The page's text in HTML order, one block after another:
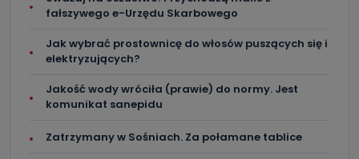
Jakie dane osobowe przetwarzamy?
Przetwarzane kategorie Państwa danych osobowych to
zostały przekazane w Państwa imieniu) lub dane osobowe,
które zostały zebrane ze źródeł publicznie dostępnych, w
szczególności: imię i nazwisko, adres e-mail, telefon
oraz partnerzy wspomagający administratora w jego
fałszywego e-Urzędu Skarbowego
Jak wybrać prostownicę do włosów puszących się i
elektryzujących?
Jakość wody wróciła (prawie) do normy. Jest
komunikat sanepidu
Zatrzymany w Sośniach. Za połamane tablice